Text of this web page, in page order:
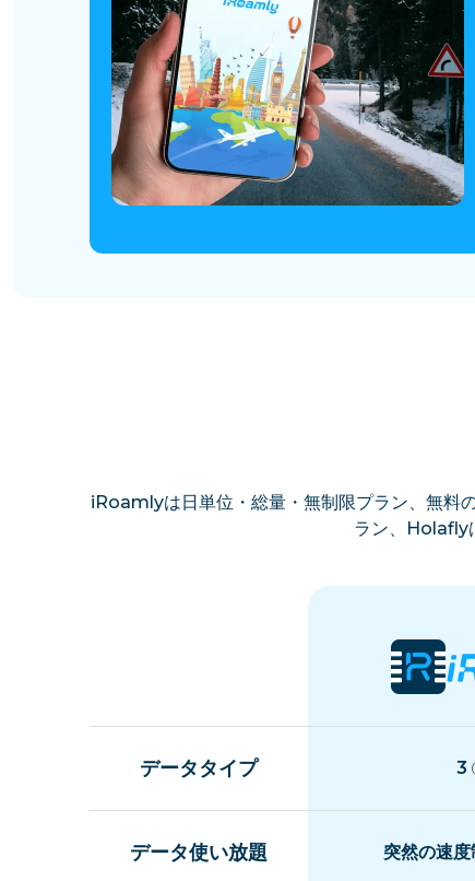
iRoamlyは日単位・総量・無制限プラン、無料
ラン、Holafly
データタイプ 3
データ使い放題 突然の速度